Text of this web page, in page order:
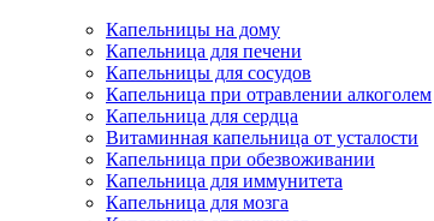
Капельницы на дому
Капельница для печени
Капельницы для сосудов
Капельница при отравлении алкоголем
Капельница для сердца
Витаминная капельница от усталости
Капельница при обезвоживании
Капельница для иммунитета
Капельница для мозга